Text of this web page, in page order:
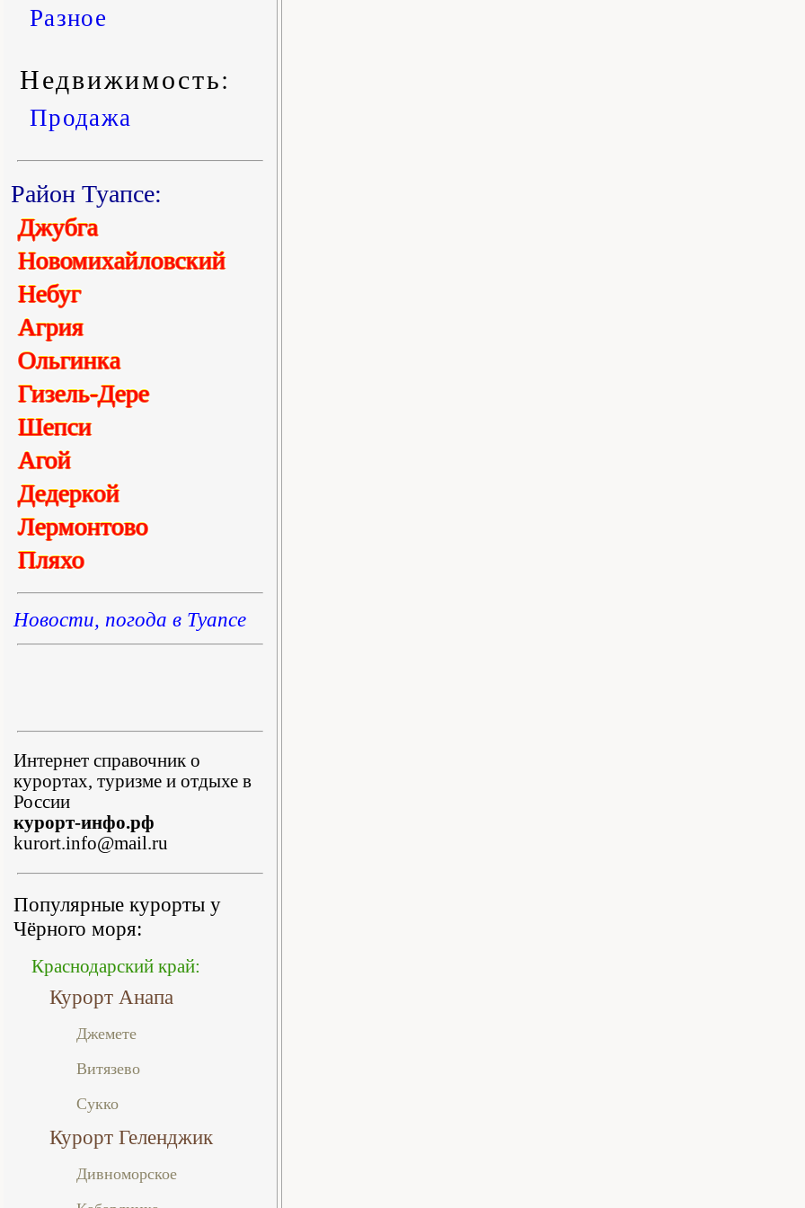
Разное
Недвижимость:
Продажа
Район Туапсе:
Джубга
Новомихайловский
Небуг
Агрия
Ольгинка
Гизель-Дере
Шепси
Агой
Дедеркой
Лермонтово
Пляхо
Новости, погода в Туапсе
Интернет справочник о
курортах, туризме и отдыхе в
России
курорт-инфо.рф
kurort.info@mail.ru
Популярные курорты у
Чёрного моря:
Краснодарский край:
Курорт Анапа
Джемете
Витязево
Сукко
Курорт Геленджик
Дивноморское